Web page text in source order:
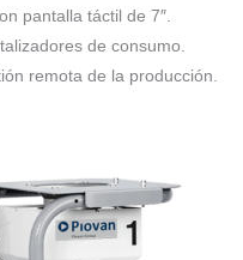
pantalla táctil de 7″.
de consumo.
remota de la producción.